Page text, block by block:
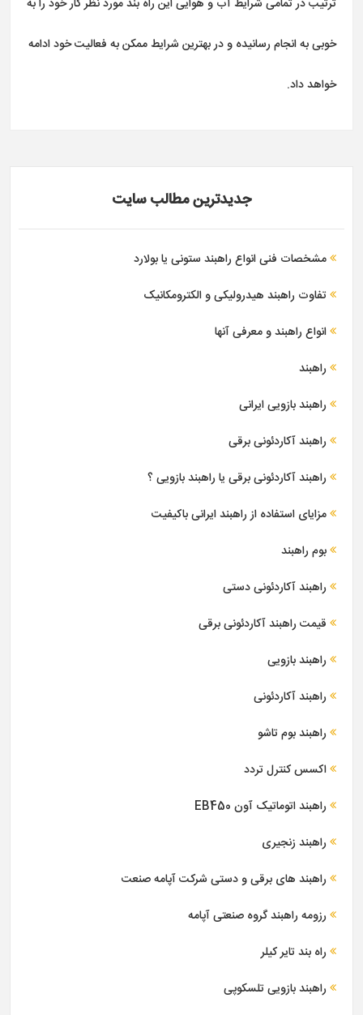
ترتیب در تمامی شرایط آب و هوایی این راه بند مورد نظر کار خود را به
خوبی به انجام رسانیده و در بهترین شرایط ممکن به فعالیت خود ادامه
خواهد داد.
جدیدترین مطالب سایت
مشخصات فنی انواع راهبند ستونی یا بولارد
تفاوت راهبند هیدرولیکی و الکترومکانیک
انواع راهبند و معرفی آنها
راهبند
راهبند بازویی ایرانی
راهبند آکاردئونی برقی
راهبند آکاردئونی برقی یا راهبند بازویی ؟
مزایای استفاده از راهبند ایرانی باکیفیت
بوم راهبند
راهبند آکاردئونی دستی
قیمت راهبند آکاردئونی برقی
راهبند بازویی
راهبند آکاردئونی
راهبند بوم تاشو
اکسس کنترل تردد
راهبند اتوماتیک آون EB450
راهبند زنجیری
راهبند های برقی و دستی شرکت آپامه صنعت
رزومه راهبند گروه صنعتی آپامه
راه بند تایر کیلر
راهبند بازویی تلسکوپی